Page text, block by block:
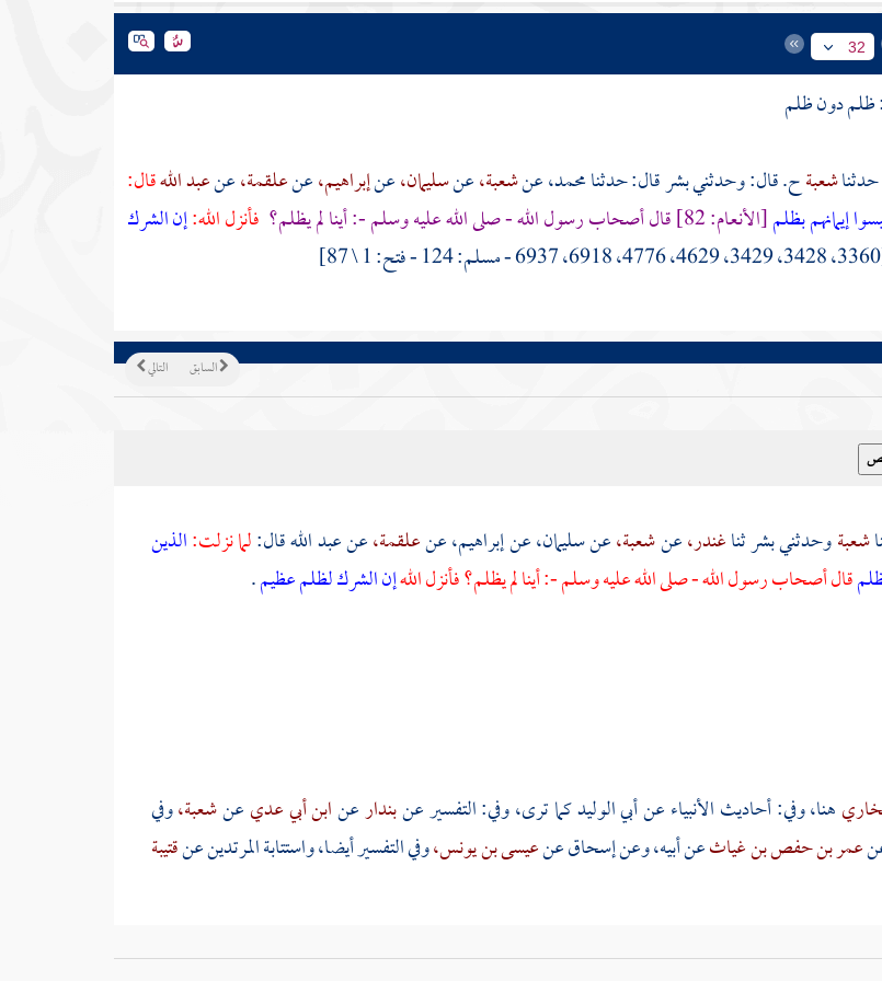
32
شعبةح. قال: وحدثنيبشرقال: حدثنامحمد،عنشعبة،عنسليمان،عنإبراهيم،عنعلقمة،عنعبد اللهقال:
إيمانهم بظلم[الأنعام: 82] قال أصحاب رسول الله - صلى الله عليه وسلم-: أينا لم يظلم؟ فأنزل الله:إن الشرك
التالي السابق
شعبةوحدثنيبشرثناغندر،عنشعبة،عنسليمان،عنإبراهيم،عنعلقمة،عنعبد اللهقال:لما نزلت:الذين
قال أصحاب رسول الله - صلى الله عليه وسلم -: أينا لم يظلم؟ فأنزل اللهإن الشرك لظلم عظيم.
هنا، وفي: أحاديث الأنبياء عنأبي الوليدكما ترى، وفي: التفسير عنبندارعنابن أبي عديعنشعبة،وفي
عمر بن حفص بن غياثعن أبيه، وعنإسحاقعنعيسى بن يونس،وفي التفسير أيضا، واستتابة المرتدين عنقتيبة
هنا عنأبي بكرعنابن إدريس،وأبي معاوية،ووكيع،وعنإسحاق،وابن خشرمعنعيسى،وعنمنجابعنعلي